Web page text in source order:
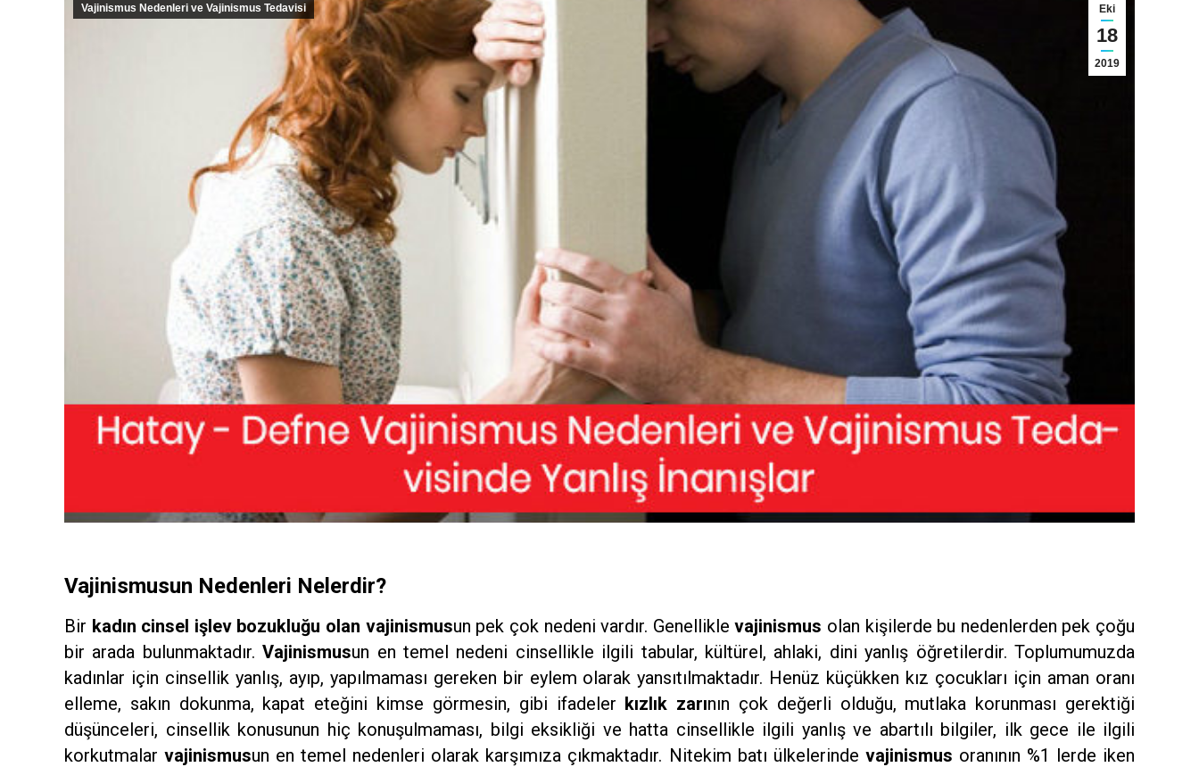
Eki
18
2019
Vajinismus Nedenleri ve Vajinismus Tedavisi
Vajinismusun Nedenleri Nelerdir?
Bir kadın cinsel işlev bozukluğu olan vajinismusun pek çok nedeni vardır. Genelliklevajinismus olan kişilerde bu nedenlerden pek çoğu
bir arada bulunmaktadır.Vajinismusun en temel nedeni cinsellikle ilgili tabular, kültürel, ahlaki, dini yanlış öğretilerdir. Toplumumuzda
kadınlar için cinsellik yanlış, ayıp, yapılmaması gereken bir eylem olarak yansıtılmaktadır. Henüz küçükken kız çocukları için aman oranı
elleme, sakın dokunma, kapat eteğini kimse görmesin, gibi ifadeler kızlık zarının çok değerli olduğu, mutlaka korunması gerektiği
düşünceleri, cinsellik konusunun hiç konuşulmaması, bilgi eksikliği ve hatta cinsellikle ilgili yanlış ve abartılı bilgiler, ilk gece ile ilgili
korkutmalarvajinismusun en temel nedenleri olarak karşımıza çıkmaktadır. Nitekim batı ülkelerinde vajinismus oranının %1 lerde iken